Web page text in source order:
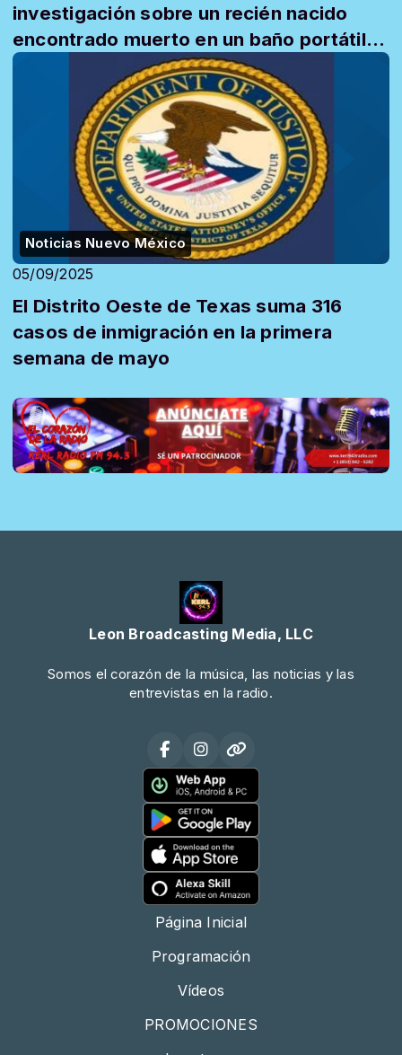
investigación sobre un recién nacido
encontrado muerto en un baño portátil
en Las Cruces
Noticias Nuevo México
05/09/2025
El Distrito Oeste de Texas suma 316
casos de inmigración en la primera
semana de mayo
Leon Broadcasting Media, LLC
Somos el corazón de la música, las noticias y las
entrevistas en la radio.
Página Inicial
Programación
Vídeos
PROMOCIONES